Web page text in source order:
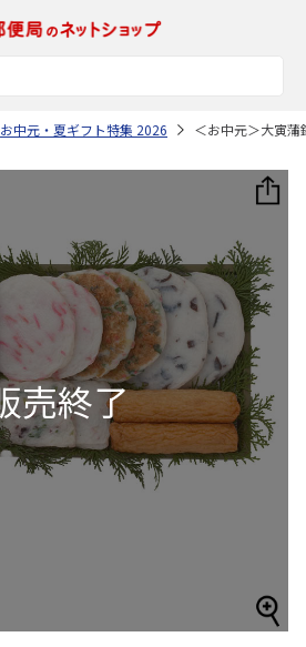
お中元・夏ギフト特集 2026 ＜お中元＞大寅